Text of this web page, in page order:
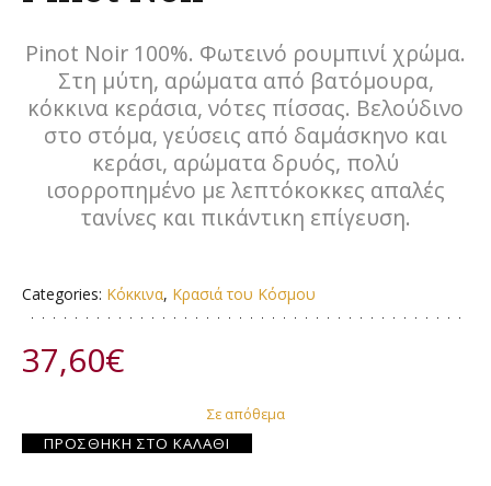
Pinot Noir 100%. Φωτεινό ρουμπινί χρώμα.
Στη μύτη, αρώματα από βατόμουρα,
κόκκινα κεράσια, νότες πίσσας. Βελούδινο
στο στόμα, γεύσεις από δαμάσκηνο και
κεράσι, αρώματα δρυός, πολύ
ισορροπημένο με λεπτόκοκκες απαλές
τανίνες και πικάντικη επίγευση.
Categories: Κόκκινα, Κρασιά του Κόσμου
37,60€
Σε απόθεμα
ΠΡΟΣΘΉΚΗ ΣΤΟ ΚΑΛΆΘΙ